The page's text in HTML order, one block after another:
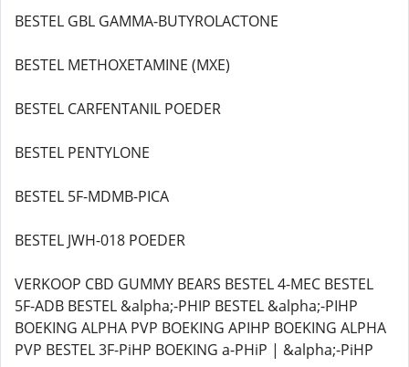
BESTEL GBL GAMMA-BUTYROLACTONE
BESTEL METHOXETAMINE (MXE)
BESTEL CARFENTANIL POEDER
BESTEL PENTYLONE
BESTEL 5F-MDMB-PICA
BESTEL JWH-018 POEDER
VERKOOP CBD GUMMY BEARS BESTEL 4-MEC BESTEL
5F-ADB BESTEL &alpha;-PHIP BESTEL &alpha;-PIHP
BOEKING ALPHA PVP BOEKING APIHP BOEKING ALPHA
PVP BESTEL 3F-PiHP BOEKING a-PHiP | &alpha;-PiHP